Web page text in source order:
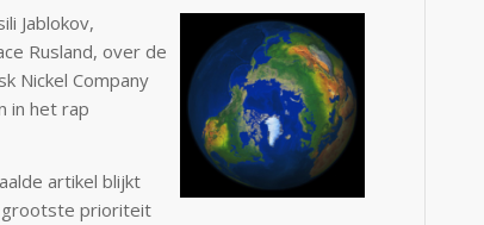
Jablokov,
Rusland, over de
Nickel Company
in het rap
artikel blijkt
grootste prioriteit